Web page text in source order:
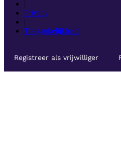
|
Privacy
|
Toegankelijkheid
Registreer als vrijwilliger